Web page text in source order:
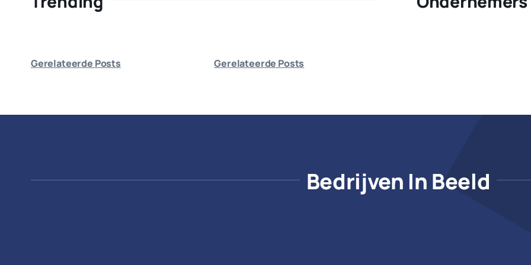
Gerelateerde Posts Gerelateerde Posts
Bedrijven In Beeld